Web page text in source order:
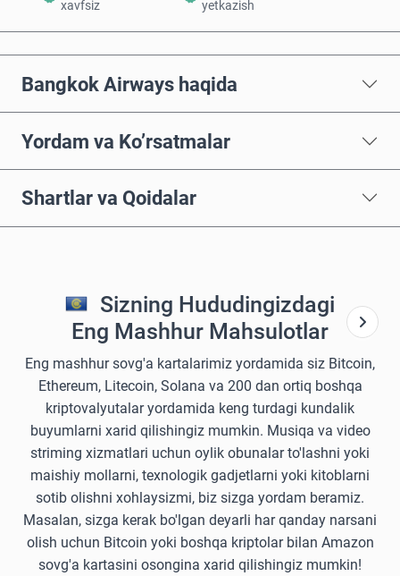
xavfsiz
yetkazish
Bangkok Airways haqida
Yordam va Ko’rsatmalar
Shartlar va Qoidalar
Sizning Hududingizdagi
Eng Mashhur Mahsulotlar
Eng mashhur sovg'a kartalarimiz yordamida siz Bitcoin,
Ethereum, Litecoin, Solana va 200 dan ortiq boshqa
kriptovalyutalar yordamida keng turdagi kundalik
buyumlarni xarid qilishingiz mumkin. Musiqa va video
striming xizmatlari uchun oylik obunalar to'lashni yoki
maishiy mollarni, texnologik gadjetlarni yoki kitoblarni
sotib olishni xohlaysizmi, biz sizga yordam beramiz.
Masalan, sizga kerak bo'lgan deyarli har qanday narsani
olish uchun Bitcoin yoki boshqa kriptolar bilan Amazon
sovg'a kartasini osongina xarid qilishingiz mumkin!